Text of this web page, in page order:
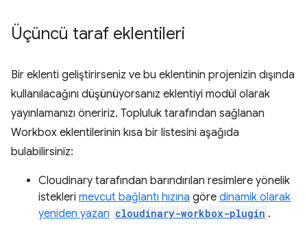
Üçüncü taraf eklentileri
Bir eklenti geliştirirseniz ve bu eklentinin projenizin dışında
kullanılacağını düşünüyorsanız eklentiyi modül olarak
yayınlamanızı öneririz. Topluluk tarafından sağlanan
Workbox eklentilerinin kısa bir listesini aşağıda
bulabilirsiniz:
Cloudinary tarafından barındırılan resimlere yönelik
istekleri mevcut bağlantı hızına göre dinamik olarak
yeniden yazan cloudinary-workbox-plugin .